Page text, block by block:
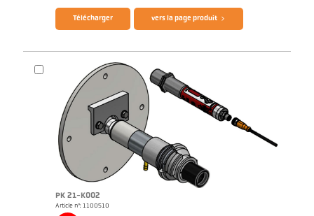
Télécharger vers la page produit
PK 21-K002
Article n°: 1100510